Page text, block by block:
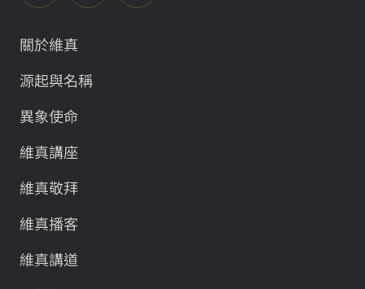
關於維真
源起與名稱​
異象使命​
維真講座
維真敬拜
維真播客
維真講道